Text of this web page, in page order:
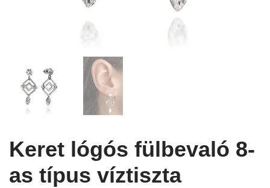
Keret lógós fülbevaló 8-
as típus víztiszta